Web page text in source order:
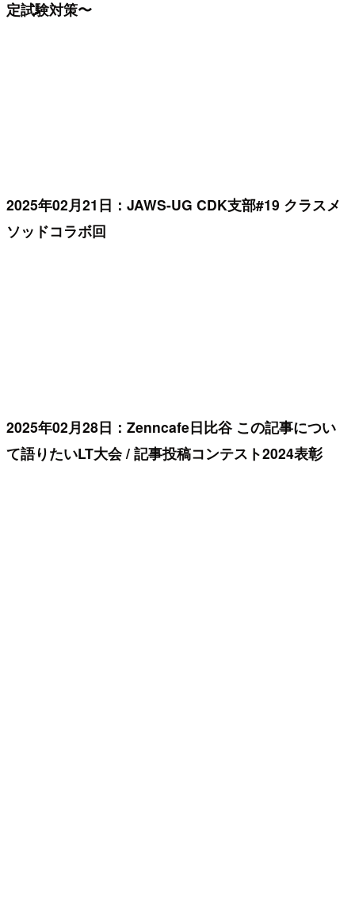
定試験対策〜
2025年02月21日：JAWS-UG CDK支部#19 クラスメ
ソッドコラボ回
2025年02月28日：Zenncafe日比谷 この記事につい
て語りたいLT大会 / 記事投稿コンテスト2024表彰